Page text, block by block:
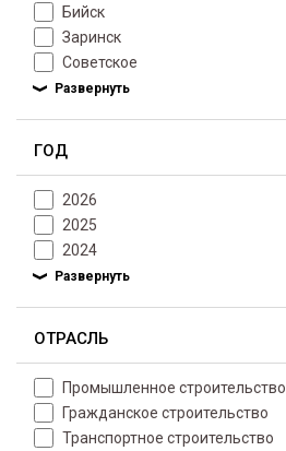
Бийск
Заринск
Советское
ГОД
2026
2025
2024
ОТРАСЛЬ
Промышленное строительство
Гражданское строительство
Транспортное строительство